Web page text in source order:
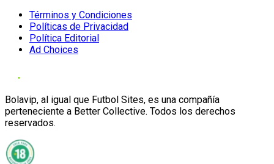
Términos y Condiciones
Políticas de Privacidad
Política Editorial
Ad Choices
Bolavip, al igual que Futbol Sites, es una compañía
perteneciente a Better Collective. Todos los derechos
reservados.